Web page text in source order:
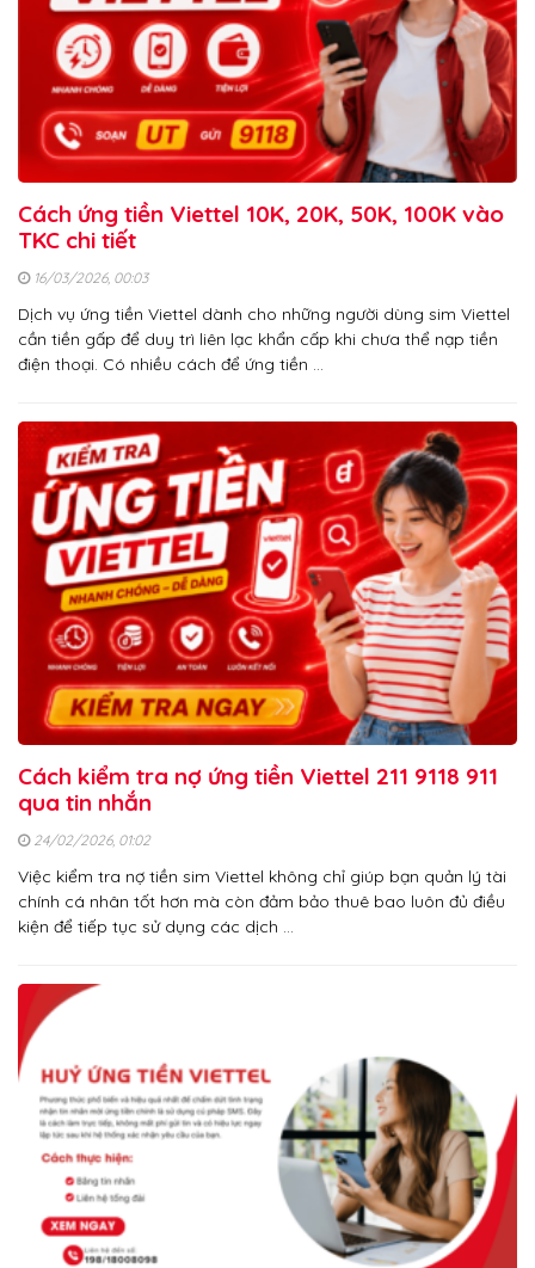
Cách ứng tiền Viettel 10K, 20K, 50K, 100K vào
TKC chi tiết
16/03/2026, 00:03
Dịch vụ ứng tiền Viettel dành cho những người dùng sim Viettel
cần tiền gấp để duy trì liên lạc khẩn cấp khi chưa thể nạp tiền
điện thoại. Có nhiều cách để ứng tiền …
Cách kiểm tra nợ ứng tiền Viettel 211 9118 911
qua tin nhắn
24/02/2026, 01:02
Việc kiểm tra nợ tiền sim Viettel không chỉ giúp bạn quản lý tài
chính cá nhân tốt hơn mà còn đảm bảo thuê bao luôn đủ điều
kiện để tiếp tục sử dụng các dịch …